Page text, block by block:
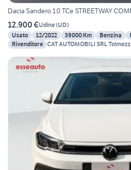
Dacia Sandero 1.0 TCe STREETWAY
12.900 €Udine(UD)
Usato
12/2022 39000 Km Benzina
Rivenditore CAT AUTOMOBILI SRL